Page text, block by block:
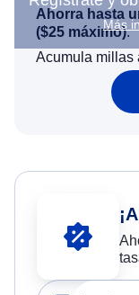
Más
Ahorra hasta
($25 máximo).
Acumula millas